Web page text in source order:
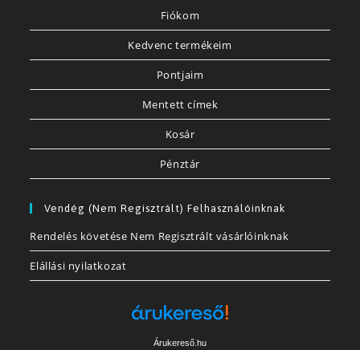
Fiókom
Kedvenc termékeim
Pontjaim
Mentett címek
Kosár
Pénztár
Vendég (nem Regisztrált) Felhasználóinknak
Rendelés követése Nem Regisztrált vásárlóinknak
Elállási nyilatkozat
Árukereső.hu